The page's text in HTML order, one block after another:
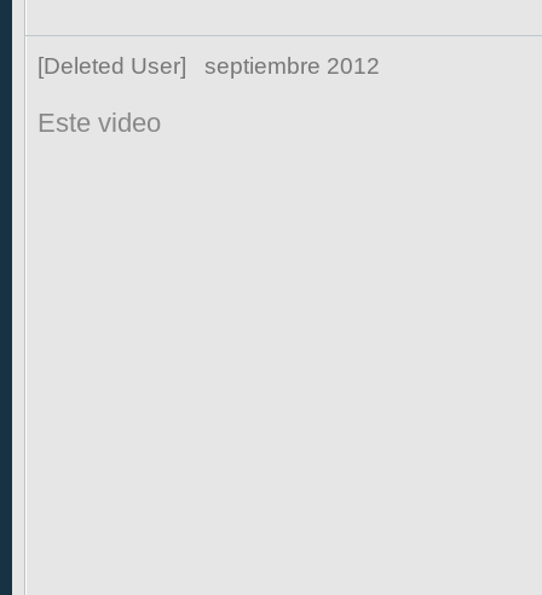
[Deleted User] septiembre 2012
Este video